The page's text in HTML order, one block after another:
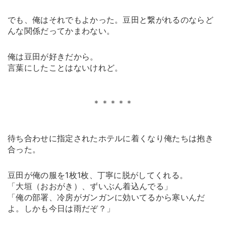
でも、俺はそれでもよかった。豆田と繋がれるのならど
んな関係だってかまわない。
俺は豆田が好きだから。
言葉にしたことはないけれど。
＊＊＊＊＊
待ち合わせに指定されたホテルに着くなり俺たちは抱き
合った。
豆田が俺の服を1枚1枚、丁寧に脱がしてくれる。
「大垣（おおがき）、ずいぶん着込んでる」
「俺の部署、冷房がガンガンに効いてるから寒いんだ
よ。しかも今日は雨だぞ？」